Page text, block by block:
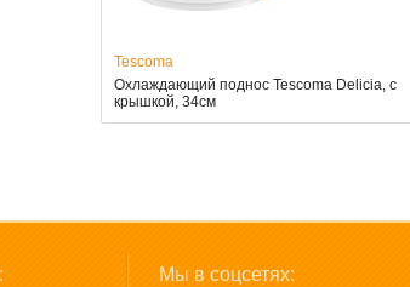
Tescoma
Охлаждающий поднос Tescoma Delicia, с
крышкой, 34см
Мы в соцсетях: